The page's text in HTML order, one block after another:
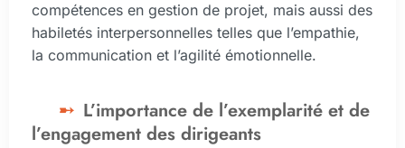
compétences en gestion de projet, mais aussi des
habiletés interpersonnelles telles que l’empathie,
la communication et l’agilité émotionnelle.
L’importance de l’exemplarité et de
l’engagement des dirigeants